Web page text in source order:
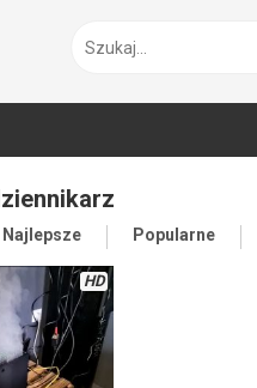
Najlepsze Popularne
HD